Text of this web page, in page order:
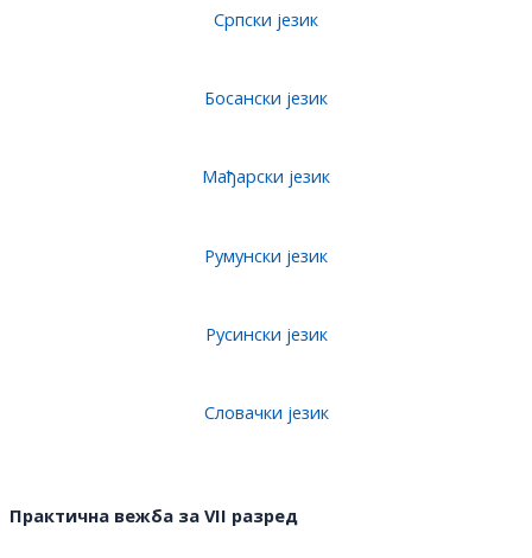
Српски језик
Босански језик
Мађарски језик
Румунски језик
Русински језик
Словачки језик
Практична вежба за VII разред